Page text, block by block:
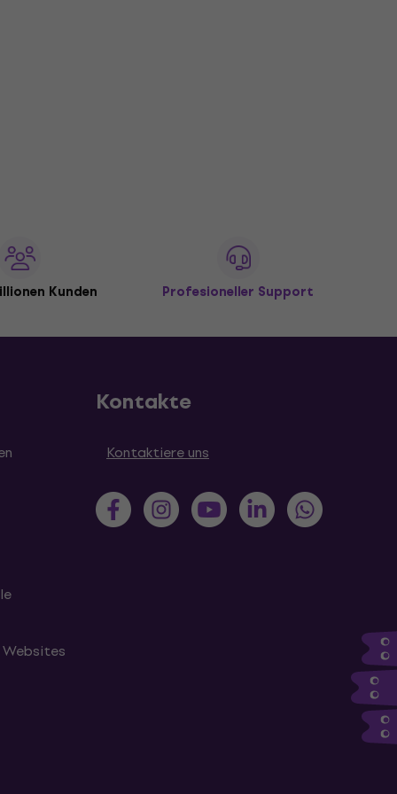
Kunden Profesioneller Support
Kontakte
Kontaktiere uns